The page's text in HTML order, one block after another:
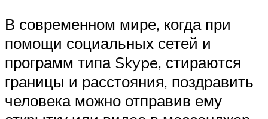
В современном мире, когда при
помощи социальных сетей и
программ типа Skype, стираются
границы и расстояния, поздравить
человека можно отправив ему